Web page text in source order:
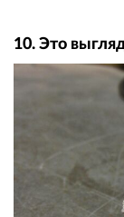
10. Это